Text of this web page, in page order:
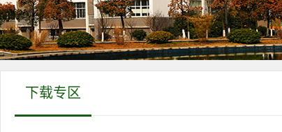
下载专区